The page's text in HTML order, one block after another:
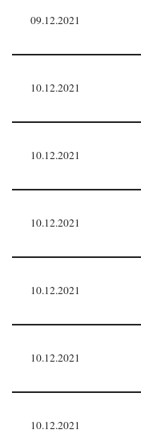
09.12.2021
10.12.2021
10.12.2021
10.12.2021
10.12.2021
10.12.2021
10.12.2021